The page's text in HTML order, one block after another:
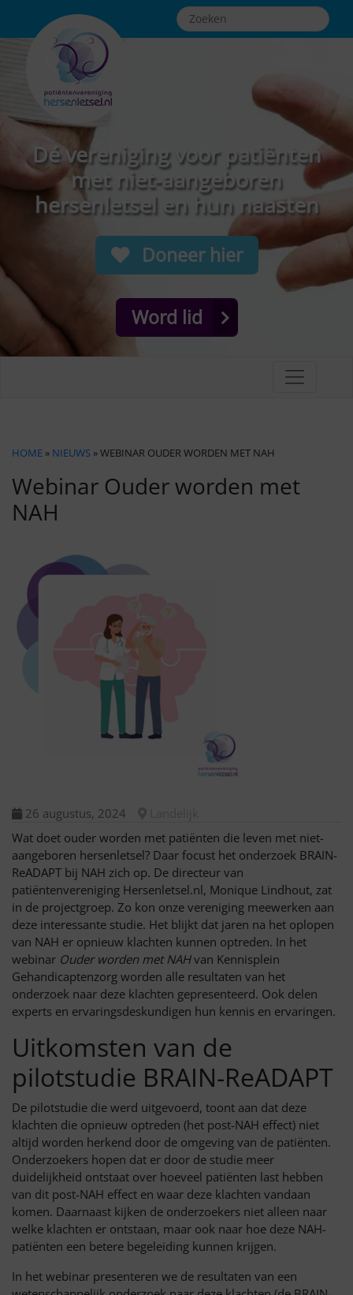
Dé vereniging voor patiënten
met niet-aangeboren
hersenletsel en hun naasten
Doneer hier
Word lid
HOME » NIEUWS » WEBINAR OUDER WORDEN MET NAH
Webinar Ouder worden met
NAH
26 augustus, 2024
Wat doet ouder worden met patiënten die leven met niet-
aangeboren hersenletsel? Daar focust het onderzoek BRAIN-
ReADAPT bij NAH zich op. De directeur van
patiëntenvereniging Hersenletsel.nl, Monique Lindhout, zat
in de projectgroep. Zo kon onze vereniging meewerken aan
deze interessante studie. Het blijkt dat jaren na het oplopen
van NAH er opnieuw klachten kunnen optreden. In het
webinar Ouder worden met NAHvan Kennisplein
Gehandicaptenzorg worden alle resultaten van het
onderzoek naar deze klachten gepresenteerd. Ook delen
experts en ervaringsdeskundigen hun kennis en ervaringen.
Uitkomsten van de
pilotstudie BRAIN-ReADAPT
De pilotstudie die werd uitgevoerd, toont aan dat deze
klachten die opnieuw optreden (het post-NAH effect) niet
altijd worden herkend door de omgeving van de patiënten.
Onderzoekers hopen dat er door de studie meer
duidelijkheid ontstaat over hoeveel patiënten last hebben
van dit post-NAH effect en waar deze klachten vandaan
komen. Daarnaast kijken de onderzoekers niet alleen naar
welke klachten er ontstaan, maar ook naar hoe deze NAH-
patiënten een betere begeleiding kunnen krijgen.
In het webinar presenteren we de resultaten van een